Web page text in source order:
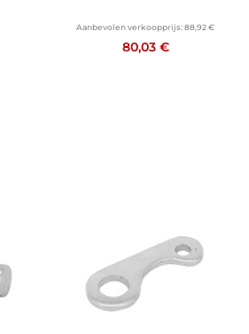
Aanbevolen verkoopprijs:88,92 €
80,03 €